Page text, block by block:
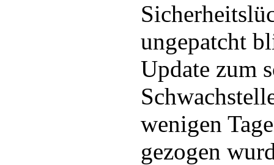
ungepatcht
Update zum
wenigen
gezogen